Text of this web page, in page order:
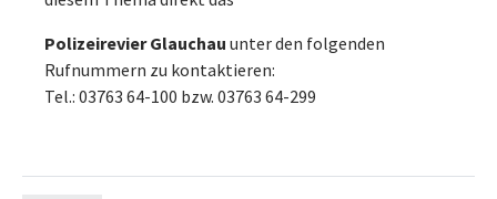
Polizeirevier Glauchau unter den folgenden
Rufnummern zu kontaktieren:
Tel.: 03763 64-100 bzw. 03763 64-299